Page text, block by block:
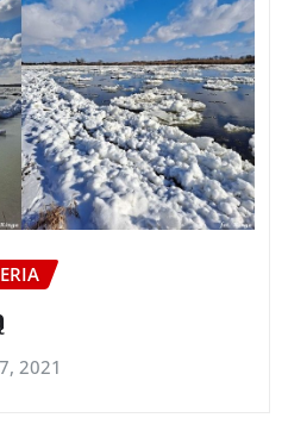
2021